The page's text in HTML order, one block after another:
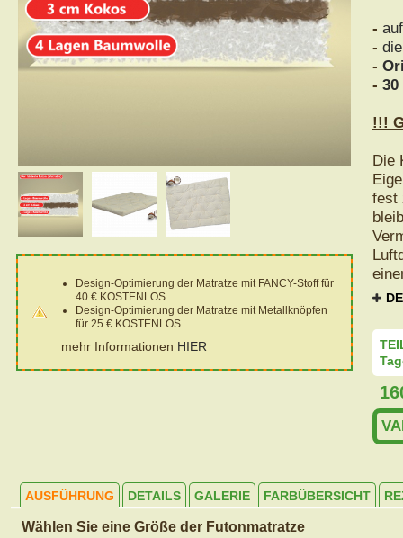
Design-Optimierung der Matratze mit FANCY-Stoff für
40 € KOSTENLOS
Design-Optimierung der Matratze mit Metallknöpfen
für 25 € KOSTENLOS
mehr Informationen HIER
-
-
-
- 30
!!!
Die
fest
AUSFÜHRUNG DETAILS GALERIE FARBÜBERSICHT
Wählen Sie eine Größe der Futonmatratze